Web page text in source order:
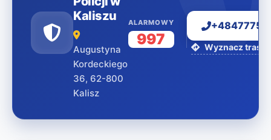
Kaliszu
Augustyna
Kordeckiego
36, 62-800
Kalisz
ALARMOWY
997 Wyznacz trasę